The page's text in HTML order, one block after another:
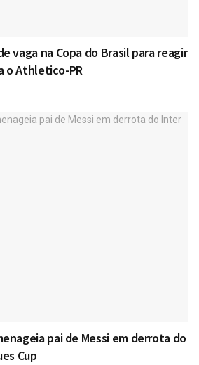
vaga na Copa do Brasil para reagir
o Athletico-PR
pai de Messi em derrota do
Cup